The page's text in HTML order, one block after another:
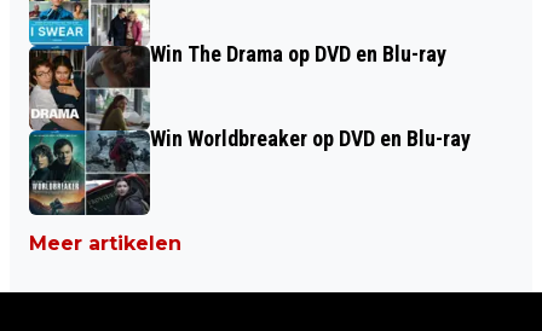
Win The Drama op DVD en Blu-ray
Win Worldbreaker op DVD en Blu-ray
Meer artikelen